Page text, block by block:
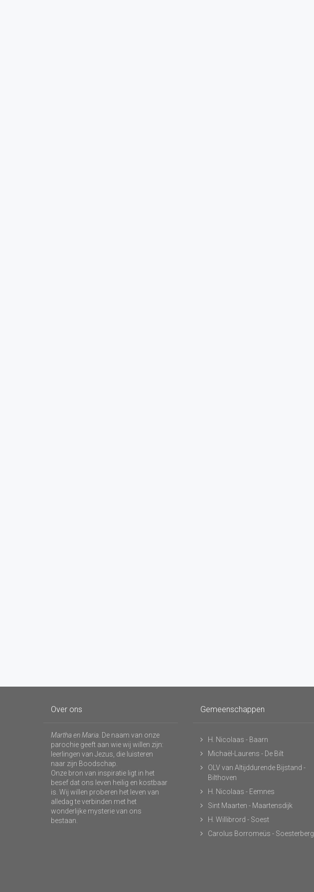
Over ons
Martha en Maria . De naam van onze
parochie geeft aan wie wij willen zijn:
leerlingen van Jezus, die luisteren
naar zijn Boodschap.
Onze bron van inspiratie ligt in het
besef dat ons leven heilig en kostbaar
is. Wij willen proberen het leven van
alledag te verbinden met het
wonderlijke mysterie van ons
bestaan.
Gemeenschappen
H. Nicolaas - Baarn
Michaël-Laurens - De Bilt
OLV van Altijddurende Bijstand -
Bilthoven
H. Nicolaas - Eemnes
Sint Maarten - Maartensdijk
H. Willibrord - Soest
Carolus Borromeüs - Soesterberg